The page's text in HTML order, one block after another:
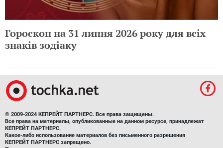
Гороскоп на 31 липня 2026 року для всіх
знаків зодіаку
© 2009-2024 КЕПРЕЙТ ПАРТНЕРС. Все права защищены.
Все права на материалы, опубликованные на данном ресурсе, принадлежат
КЕПРЕЙТ ПАРТНЕРС.
Какое-либо использование материалов без письменного разрешения
КЕПРЕЙТ ПАРТНЕРС запрещено.